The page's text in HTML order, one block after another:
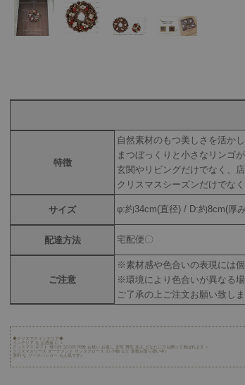
特徴
自然素材のもつ美しさを活か
まつぼっくりと小さなリンゴ
玄関やリビングだけでなく、
クリスマスシーズンだけでな
サイズ φ:約34cm(直径) / D:約8cm(厚
配達方法 宅配便〇
ご注意
※素材感や色合いの表現には
※環境により色合いが異なる
ご了承の上ご注文お願い致し
◆クリスマスインテリア◆
インテリア を お洒落 に ♪
クリスマス ギフト 母の日 父の日 同僚 お祝い お返し 女性 男性 友人 どなたにでも贈って喜ばれます ♪
クリスマスリース オーナメント サンタクロース の 小物 など 多数お取り扱い中♪
便利 な リースハンガー も人気です♪